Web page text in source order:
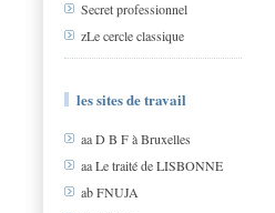
Secret professionnel
zLe cercle classique
les sites de travail
aa D B F à Bruxelles
aa Le traité de LISBONNE
ab FNUJA